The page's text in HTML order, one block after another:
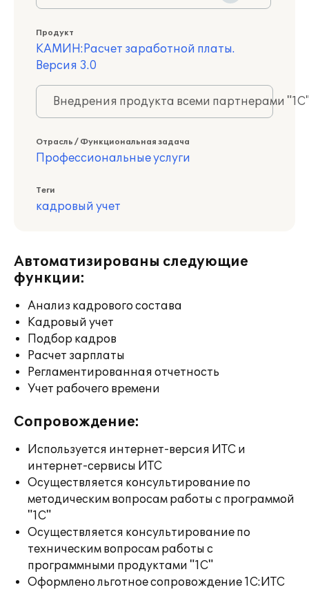
Продукт
КАМИН:Расчет заработной платы.
Версия 3.0
Внедрения продукта всеми партнерами
Отрасль / Функциональная задача
Профессиональные услуги
Теги
кадровый учет
Автоматизированы следующие
функции:
Анализ кадрового состава
Кадровый учет
Подбор кадров
Расчет зарплаты
Регламентированная отчетность
Учет рабочего времени
Сопровождение:
Используется интернет-версия ИТС и
интернет-сервисы ИТС
Осуществляется консультирование по
методическим вопросам работы с программой
"1С"
Осуществляется консультирование по
техническим вопросам работы с
программными продуктами "1С"
Оформлено льготное сопровождение 1С:ИТС